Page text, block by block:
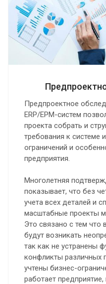
Предпроектное
ERP/EPM-систем
проекта собрать и
требования к системе
ограничений и
предприятия.
Многолетняя
показывает, что без
учета всех деталей и
масштабные проекты
Это связано с тем что
будут возникать
так как не устранены
конфликты различных
учтены бизнес-
работает